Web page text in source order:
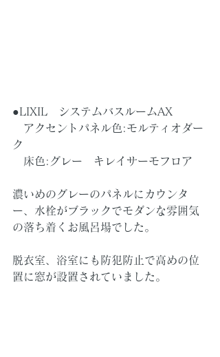
●LIXIL　システムバスルームAX
アクセントパネル色:モルティオダー
ク
床色:グレー　キレイサーモフロア
濃いめのグレーのパネルにカウンタ
ー、水栓がブラックでモダンな雰囲気
の落ち着くお風呂場でした。
脱衣室、浴室にも防犯防止で高めの位
置に窓が設置されていました。